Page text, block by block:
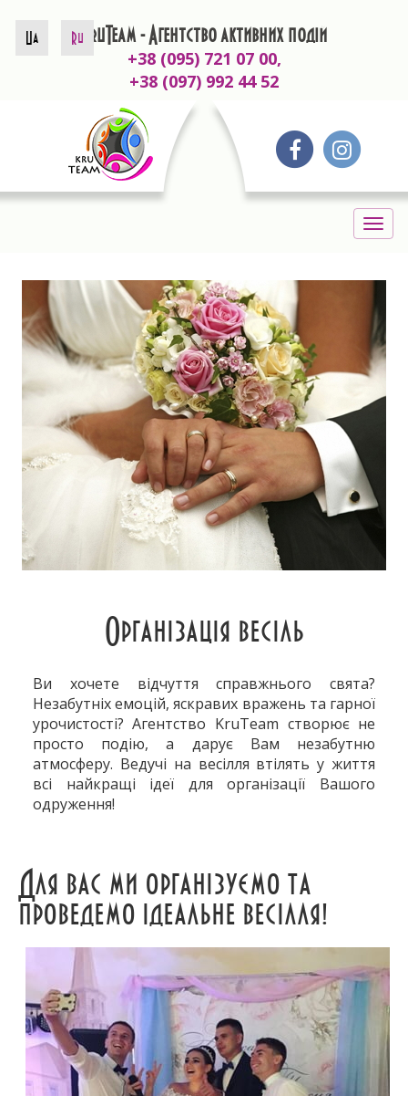
Ua RuKruTeam - Агентство активних подій
+38 (095) 721 07 00,
+38 (097) 992 44 52
Організація весіль
Ви хочете відчуття справжнього свята?
Незабутніх емоцій, яскравих вражень та гарної
урочистості? Агентство KruTeam створює не
просто подію, а дарує Вам незабутню
атмосферу. Ведучі на весілля втілять у життя
всі найкращі ідеї для організації Вашого
одруження!
Для вас ми організуємо та
проведемо ідеальне весілля!